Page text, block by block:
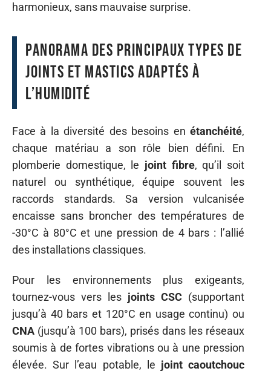
harmonieux, sans mauvaise surprise.
Panorama des principaux types de
joints et mastics adaptés à
l’humidité
Face à la diversité des besoins en étanchéité,
chaque matériau a son rôle bien défini. En
plomberie domestique, le joint fibre, qu’il soit
naturel ou synthétique, équipe souvent les
raccords standards. Sa version vulcanisée
encaisse sans broncher des températures de
-30°C à 80°C et une pression de 4 bars : l’allié
des installations classiques.
Pour les environnements plus exigeants,
tournez-vous vers les joints CSC (supportant
jusqu’à 40 bars et 120°C en usage continu) ou
CNA (jusqu’à 100 bars), prisés dans les réseaux
soumis à de fortes vibrations ou à une pression
élevée. Sur l’eau potable, le joint caoutchouc